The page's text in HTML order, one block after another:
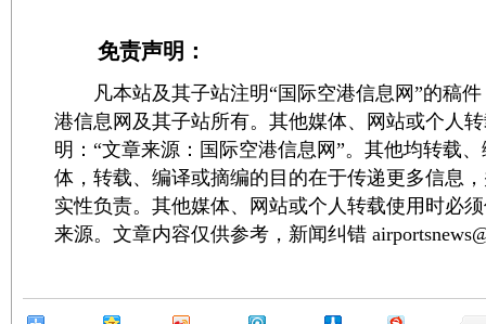
免责声明：
凡本站及其子站注明“国际空港信息网”的稿件
港信息网及其子站所有。其他媒体、网站或个人
明：“文章来源：国际空港信息网”。其他均转载
体，转载、编译或摘编的目的在于传递更多信息
实性负责。其他媒体、网站或个人转载使用时必
来源。文章内容仅供参考，新闻纠错